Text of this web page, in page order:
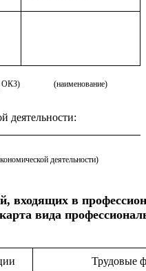
ОКЗ) (наименование)
деятельности:
деятельности)
входящих в
вида
Трудовые